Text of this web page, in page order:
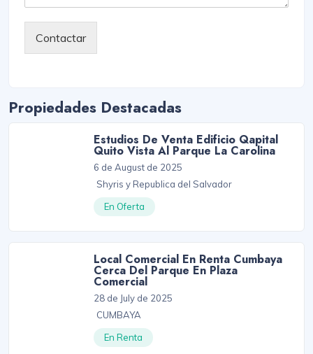
Contactar
Propiedades Destacadas
Estudios De Venta Edificio Qapital
Quito Vista Al Parque La Carolina
6 de August de 2025
Shyris y Republica del Salvador
En Oferta
Local Comercial En Renta Cumbaya
Cerca Del Parque En Plaza
Comercial
28 de July de 2025
CUMBAYA
En Renta